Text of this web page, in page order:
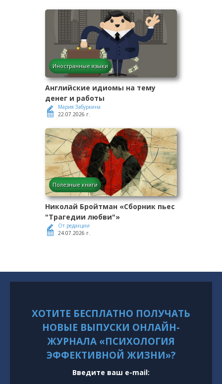
Иностранные языки
Английские идиомы на тему
денег и работы
Мария Забуркина
22.07.2026 г.
Полезные книги
Николай Бройтман «Сборник пьес
"Трагедии любви"»
От редакции
24.07.2026 г.
ХОТИТЕ БЕСПЛАТНО ПОЛУЧАТЬ
НОВЫЕ ВЫПУСКИ ОНЛАЙН-
ЖУРНАЛА «ПСИХОЛОГИЯ
ЭФФЕКТИВНОЙ ЖИЗНИ»?
Введите ваш e-mail: